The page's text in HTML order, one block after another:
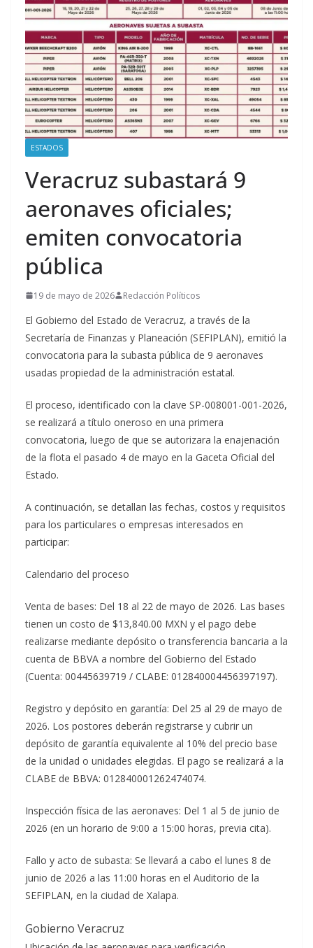
ESTADOS
Veracruz subastará 9
aeronaves oficiales;
emiten convocatoria
pública
19 de mayo de 2026 Redacción Políticos
El Gobierno del Estado de Veracruz, a través de la
Secretaría de Finanzas y Planeación (SEFIPLAN), emitió la
convocatoria para la subasta pública de 9 aeronaves
usadas propiedad de la administración estatal.
El proceso, identificado con la clave SP-008001-001-2026,
se realizará a título oneroso en una primera
convocatoria, luego de que se autorizara la enajenación
de la flota el pasado 4 de mayo en la Gaceta Oficial del
Estado.
A continuación, se detallan las fechas, costos y requisitos
para los particulares o empresas interesados en
participar:
Calendario del proceso
Venta de bases: Del 18 al 22 de mayo de 2026. Las bases
tienen un costo de $13,840.00 MXN y el pago debe
realizarse mediante depósito o transferencia bancaria a la
cuenta de BBVA a nombre del Gobierno del Estado
(Cuenta: 00445639719 / CLABE: 012840004456397197).
Registro y depósito en garantía: Del 25 al 29 de mayo de
2026. Los postores deberán registrarse y cubrir un
depósito de garantía equivalente al 10% del precio base
de la unidad o unidades elegidas. El pago se realizará a la
CLABE de BBVA: 012840001262474074.
Inspección física de las aeronaves: Del 1 al 5 de junio de
2026 (en un horario de 9:00 a 15:00 horas, previa cita).
Fallo y acto de subasta: Se llevará a cabo el lunes 8 de
junio de 2026 a las 11:00 horas en el Auditorio de la
SEFIPLAN, en la ciudad de Xalapa.
Gobierno Veracruz